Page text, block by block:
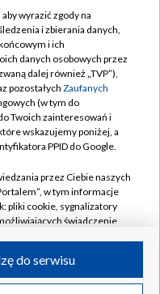
TVP
w likwidacji
wyrazić zgody na
i zbierania danych,
i ich
danych osobowych przez
dalej również „TVP”),
pozostałych Zaufanych
(w tym do
Twoich zainteresowań i
wskazujemy poniżej, a
PPID do Google.
przez Ciebie naszych
w tym informacje
pliki cookie, sygnalizatory
świadczenie
do serwisu